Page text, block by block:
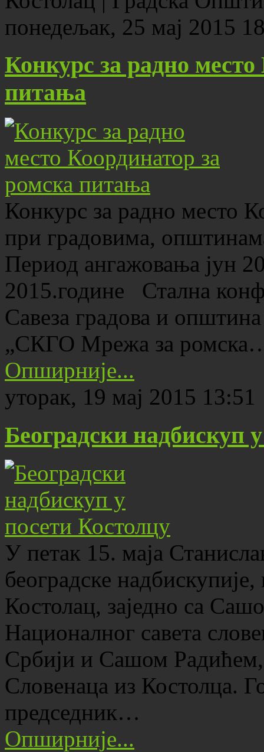
понедељак, 25 мај 2015
Конкурс за радно
питања
Конкурс за радно место
при градовима,
Период ангажовања јун
2015.године Стална
Савеза градова и
„СКГО Мрежа за
Опширније...
уторак, 19 мај 2015 13:51
Београдски надбискуп
У петак 15. маја
београдске
Костолац, заједно са
Националног савета
Србији и Сашом
Словенаца из Костолца.
председник…
Опширније...